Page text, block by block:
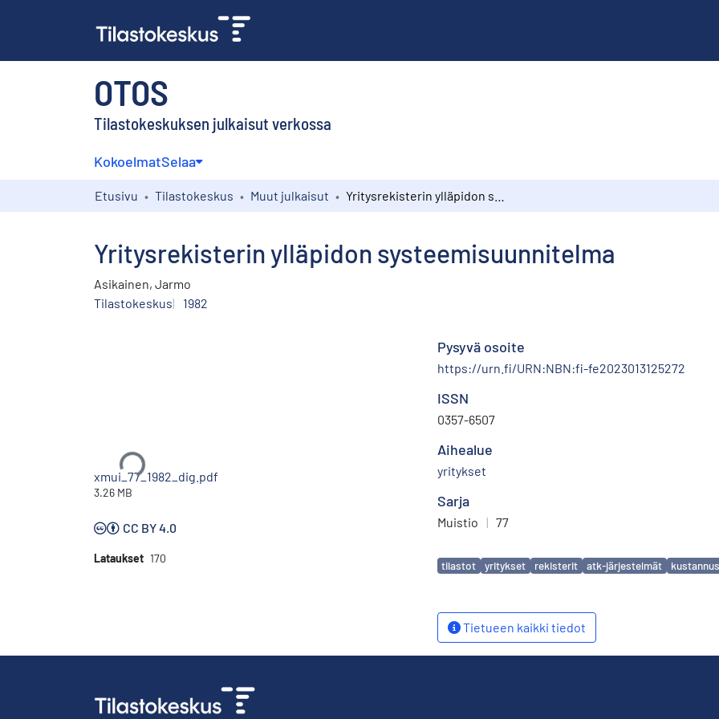
OTOS
Tilastokeskuksen julkaisut verkossa
KokoelmatSelaa
Etusivu Tilastokeskus Muut julkaisut
Yritysrekisterin ylläpidon systeemisuunnitelma
Asikainen, Jarmo
Tilastokeskus
1982
Ladataan...
xmui_77_1982_dig.pdf
3.26 MB
CC BY 4.0
Lataukset 170
Pysyvä osoite
https://urn.fi/URN:NBN:fi-fe2023013125272
ISSN
0357-6507
Aihealue
yritykset
Sarja
Muistio | 77
Avainsanat
tilastot yritykset rekisterit atk-järjestelmät
Tietueen kaikki tiedot